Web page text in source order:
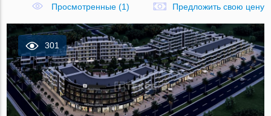
Просмотренные (1)
Предложить свою цену
301